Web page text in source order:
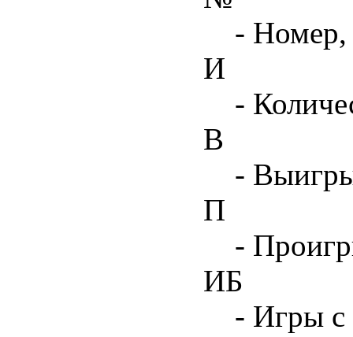
- Номер,
И
-
В
-
П
-
ИБ
- Игры с